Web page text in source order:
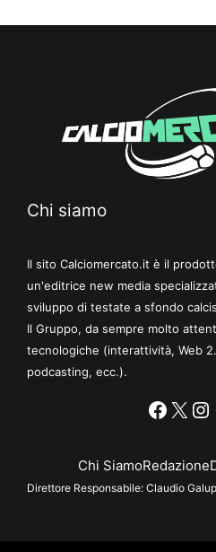
Chi siamo
Il sito Calciomercato.it è il
un'editrice new media
sviluppo di testate a sfondo
Il Gruppo, da sempre molto
tecnologiche (interattività, Web
podcasting, ecc.).
X
Chi SiamoRedazione
Direttore Responsabile: Claudio